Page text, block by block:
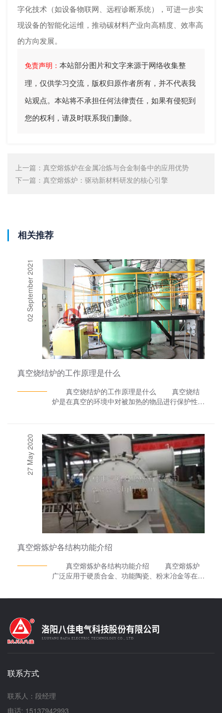
字化技术（如设备物联网、远程诊断系统），可进一步实
现设备的智能化运维，推动碳材料产业向高精度、效率高
的方向发展。
免责声明： 本站部分图片和文字来源于网络收集整
理，仅供学习交流，版权归原作者所有，并不代表我
站观点。本站将不承担任何法律责任，如果有侵犯到
您的权利，请及时联系我们删除。
上一篇： 真空熔炼炉在金属冶炼与合金制备中的应用优势
下一篇： 真空熔炼炉：驱动新材料研发的核心引擎
相关推荐
02 September 2021
真空烧结炉的工作原理是什么
真空烧结炉的工作原理是什么 真空烧结
炉是在真空的环境中对被加热的物品进行保护性烧
利用中频感应加热的原理，使处于线圈内的钨坩埚
产生高温并通过热辐射传导到工作上。适用于科
研、军工单位对难熔合金如钨钼及其合金的粉末成
型烧结。 另外，真空烧结炉在真空或保护气
氛条件下利用中频感应加热的原理，使硬质合金刀
头及各种金属粉末压制体实现烧结的成套设备，是
为硬质合金、金属镝以及陶瓷材料的工业生产而设
计的。 以上便是真空烧结炉的工作原理内
容，如有真空速凝炉、真空甩带炉、真空熔炼炉、
熔盐电解炉等产品需求，洛阳八佳电气科技股份有
27 May 2020
真空熔炼炉各结构功能介绍
真空熔炼炉各结构功能介绍 真空熔炼炉
广泛应用于硬质合金、功能陶瓷、粉末冶金等在高
体分为两部分，其中三分之一为炉盖可手动完全侧
开门，三分之二部分为固定炉体，设计独特，便于
进口比例阀、压力传感器、位移显示器采用光栅尺
联系方式
联系人：段经理
电话: 15137942993